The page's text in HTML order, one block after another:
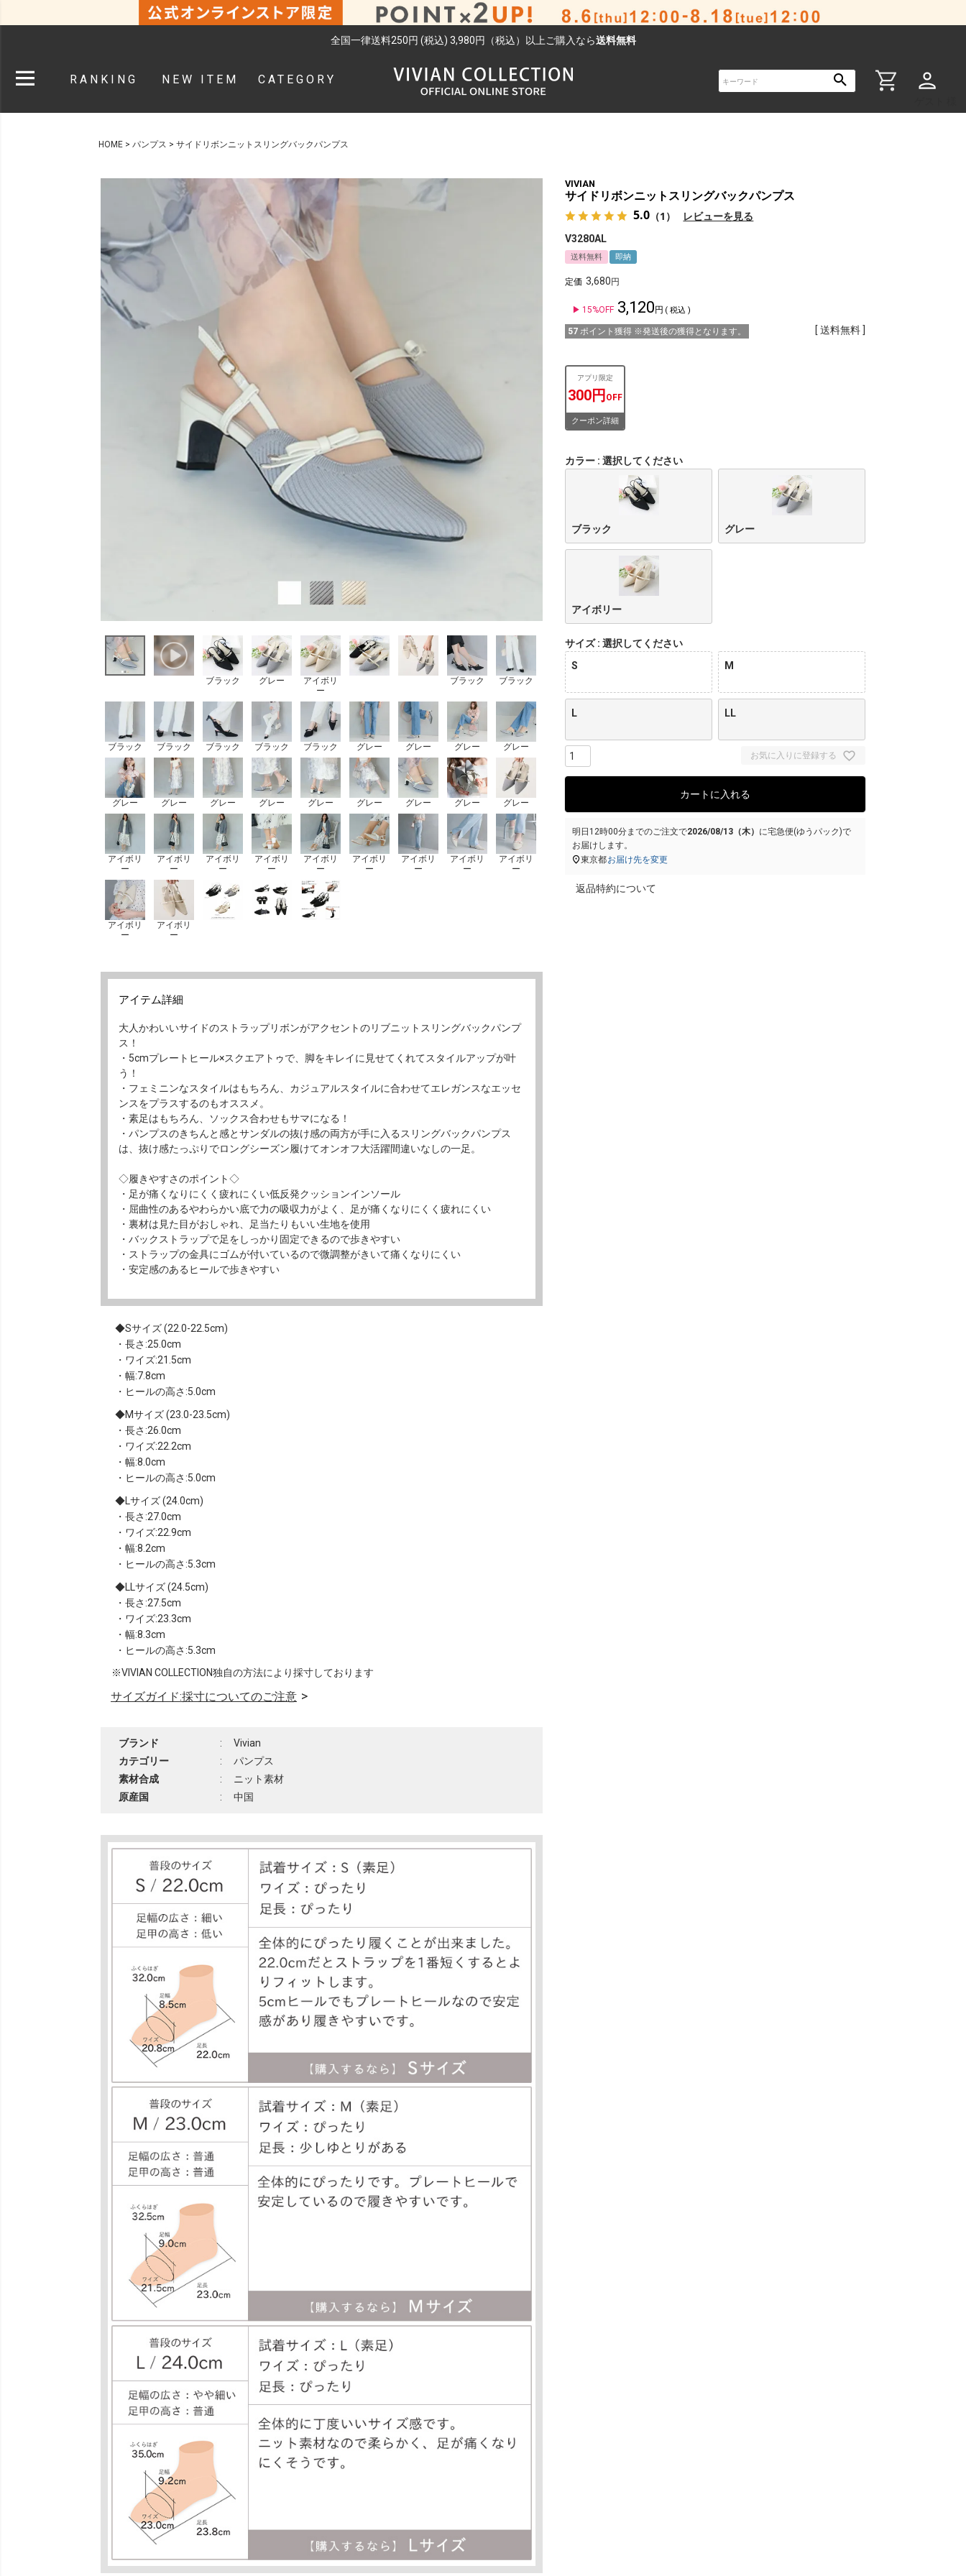
全国一律送料250円 (税込) 3,980円（税込）以上ご購入なら送料無料
RANKING NEW ITEM CATEGORY
検索
HOME パンプス サイドリボンニットスリングバックパンプス
ブラック グレー
アイボリ
ー
ブラック ブラック
ブラック ブラック ブラック ブラック ブラック グレー グレー グレー グレー
グレー グレー グレー グレー グレー グレー グレー グレー グレー
アイボリ
ー
アイボリ
ー
アイボリ
ー
アイボリ
ー
アイボリ
ー
アイボリ
ー
アイボリ
ー
アイボリ
ー
アイボリ
ー
アイボリ
ー
アイボリ
ー
アイテム詳細
大人かわいいサイドのストラップリボンがアクセントのリブニットスリングバックパンプ
ス！
・5cmプレートヒール×スクエアトゥで、脚をキレイに見せてくれてスタイルアップが叶
う！
・フェミニンなスタイルはもちろん、カジュアルスタイルに合わせてエレガンスなエッセ
ンスをプラスするのもオススメ。
・素足はもちろん、ソックス合わせもサマになる！
・パンプスのきちんと感とサンダルの抜け感の両方が手に入るスリングバックパンプス
は、抜け感たっぷりでロングシーズン履けてオンオフ大活躍間違いなしの一足。
◇履きやすさのポイント◇
・足が痛くなりにくく疲れにくい低反発クッションインソール
・屈曲性のあるやわらかい底で力の吸収力がよく、足が痛くなりにくく疲れにくい
・裏材は見た目がおしゃれ、足当たりもいい生地を使用
・バックストラップで足をしっかり固定できるので歩きやすい
・ストラップの金具にゴムが付いているので微調整がきいて痛くなりにくい
・安定感のあるヒールで歩きやすい
Sサイズ (22.0-22.5cm)
・長さ:25.0cm
・ワイズ:21.5cm
・幅:7.8cm
・ヒールの高さ:5.0cm
Mサイズ (23.0-23.5cm)
・長さ:26.0cm
・ワイズ:22.2cm
・幅:8.0cm
・ヒールの高さ:5.0cm
Lサイズ (24.0cm)
・長さ:27.0cm
・ワイズ:22.9cm
・幅:8.2cm
・ヒールの高さ:5.3cm
LLサイズ (24.5cm)
・長さ:27.5cm
・ワイズ:23.3cm
・幅:8.3cm
・ヒールの高さ:5.3cm
※VIVIAN COLLECTION独自の方法により採寸しております
サイズガイド:採寸についてのご注意
ブランド :
Vivian
カテゴリー
:
パンプス
素材合成
:
ニット素材
原産国
: 中国
VIVIAN
サイドリボンニットスリングバックパンプス
5.0 （1） レビューを見る
V3280AL
送料無料 即納
定価 3,680
15%OFF 3,120 税込
57 ポイント獲得 ※発送後の獲得となります。 送料無料
アプリ限定
300円 OFF
クーポン詳細
カラー 選択してください
ブラック グレー
アイボリー
サイズ
選択してください
S
M
L LL
お気に入りに登録する
カートに入れる
明日 12時00分までのご注文で2026/08/13（木） に宅急便(ゆうパック)で
お届けします。
東京都お届け先を変更
返品特約について